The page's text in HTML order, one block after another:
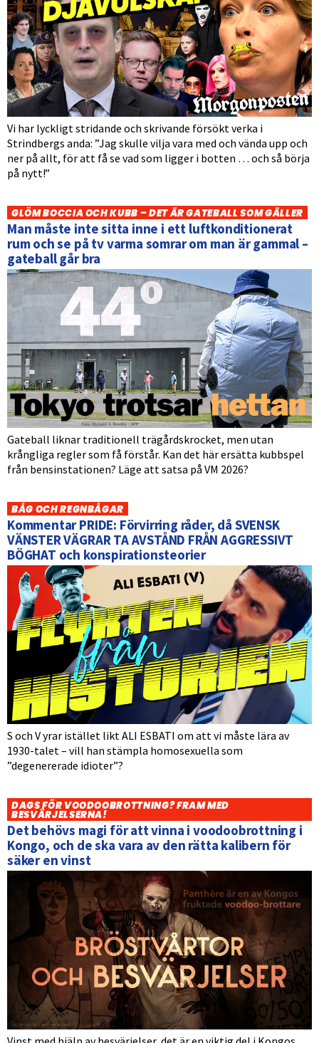
Vi har lyckligt stridande och skrivande försökt verka i
Strindbergs anda: ”Jag skulle vilja vara med och vända upp och
ner på allt, för att få se vad som ligger i botten … och så börja
på nytt!”
GLÖM BOCCIA OCH KUBB – DET ÄR GATEBALL SOM GÄLLER
Man måste inte sitta inne i ett luftkonditionerat
rum och se på tv varma somrar om man är gammal –
gateball går bra
Gateball liknar traditionell trägårdskrocket, men utan
krångliga regler som få förstår. Kan det här ersätta kubbspel
från bensinstationen? Läge att satsa på VM 2026?
BÅG OCH REGNBÅGAR
Kommentar PRIDE: Förvirring råder, då SVENSK
VÄNSTER VÄGRAR TA AVSTÅND FRÅN AGGRESSIVT
BÖGHAT och konspirationsteorier
S och V yrar istället likt ALI ESBATI om att vi måste lära av
1930-talet – vill han stämpla homosexuella som
”degenererade idioter”?
DAGS FÖR VOODOOBROTTNING? FRAM MED
BESVÄRJELSERNA!
Det behövs magi för att vinna i voodoobrottning i
Kongo, och de ska vara av den rätta kalibern för
säker en vinst